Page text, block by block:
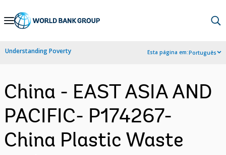
Skip
Navigation
Understanding Poverty Esta página em:Português
China - EAST ASIA AND
PACIFIC- P174267-
China Plastic Waste